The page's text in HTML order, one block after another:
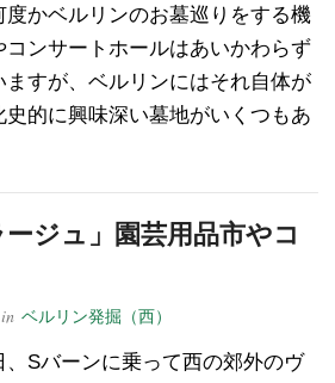
かベルリンのお墓巡りをする機
ンサートホールはあいかわらず
すが、ベルリンにはそれ自体が
的に興味深い墓地がいくつもあ
ージュ」園芸用品市やコ
ベルリン発掘（西）
Sバーンに乗って西の郊外のヴ